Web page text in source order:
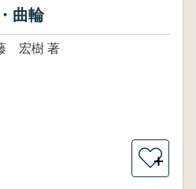
曲輪
宏樹 著
＋